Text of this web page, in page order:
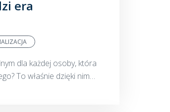
era
dla każdej osoby, która
To właśnie dzięki nim